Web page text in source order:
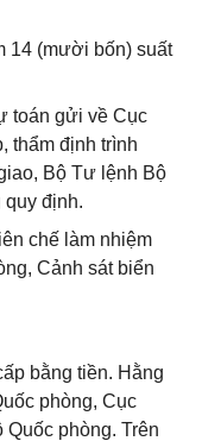
14 (mười bốn) suất
toán gửi về Cục
thẩm định trình
Bộ Tư lệnh Bộ
định.
chế làm nhiệm
Cảnh sát biển
bằng tiền. Hằng
phòng, Cục
phòng. Trên